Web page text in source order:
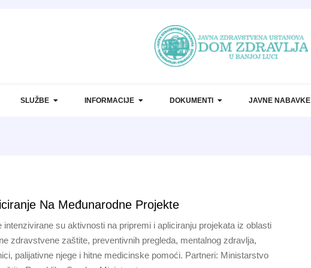
SLUŽBE INFORMACIJE DOKUMENTI JAVNE NABAVKE
Na Međunarodne Projekte
intenzivirane su aktivnosti na pripremi i apliciranju projekata iz oblasti
zdravstvene zaštite, preventivnih pregleda, mentalnog zdravlja,
palijativne njege i hitne medicinske pomoći. Partneri: Ministarstvo